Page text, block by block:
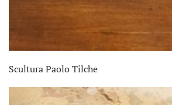
Scultura Paolo Tilche